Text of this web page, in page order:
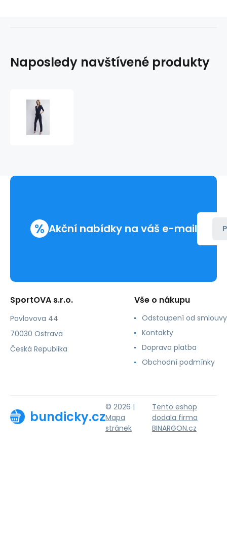
Naposledy navštívené produkty
% Akční nabídky na váš e-mail
SportOVA s.r.o.
Pavlovova 44
70030 Ostrava
Česká Republika
Vše o nákupu
Odstoupení od smlouvy
Kontakty
Doprava platba
Obchodní podmínky
bundicky.cz
© 2026 |
Mapa
stránek
Tento eshop
dodala firma
BINARGON.cz